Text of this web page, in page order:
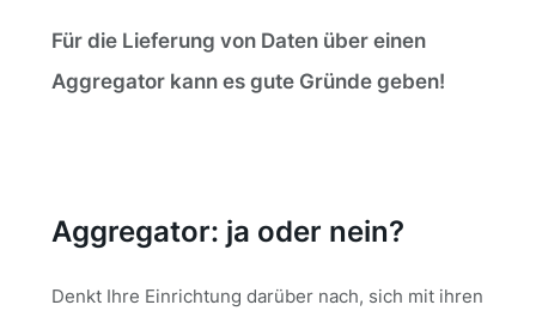
Für die Lieferung von Daten über einen
Aggregator kann es gute Gründe geben!
Aggregator: ja oder nein?
Denkt Ihre Einrichtung darüber nach, sich mit ihren